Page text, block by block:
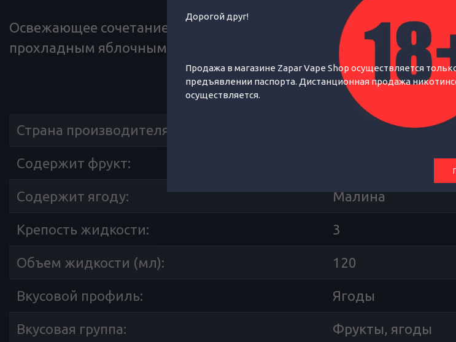
Освежающее сочетание сладкого арбуза и спелой малины,
прохладным яблочным соком
Страна производителя
Содержит фрукт:
Содержит ягоду: Малина
Крепость жидкости: 3
Объем жидкости (мл): 120
Вкусовой профиль: Ягоды
Вкусовая группа: Фрукты, ягоды
Дорогой друг!
Продажа в магазине Zapar Vape Shop осуществляется
предъявлении паспорта. Дистанционная продажа
осуществляется.